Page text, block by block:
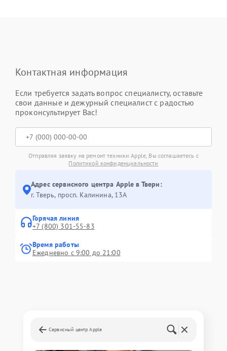
Контактная информация
Если требуется задать вопрос специалисту, оставьте
свои данные и дежурный специалист с радостью
проконсультирует Вас!
Отправляя заявку на ремонт техники Apple, Вы соглашаетесь с
Политикой конфиденциальности
Адрес сервисного центра Apple в Твери:
г. Тверь, просп. Калинина, 13А
Горячая линия
+7 (800) 301-55-83
Время работы
Ежедневно с 9:00 до 21:00
Сервисный центр Apple